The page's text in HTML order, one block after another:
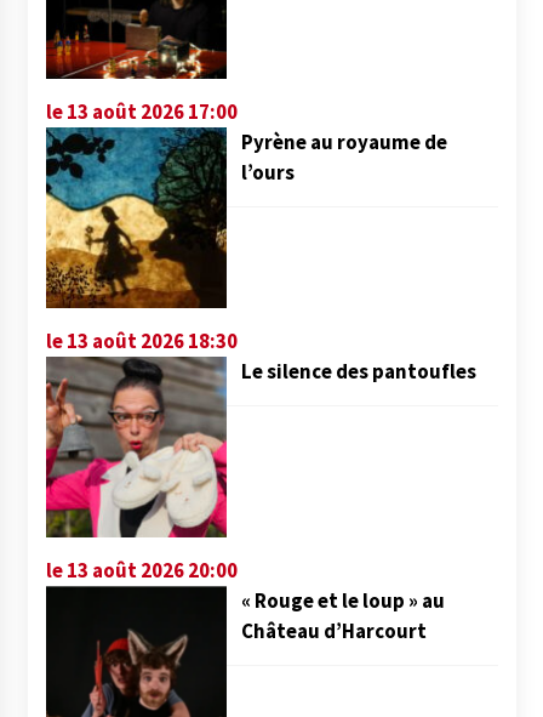
le 13 août 2026 17:00
Pyrène au royaume de
l’ours
le 13 août 2026 18:30
Le silence des pantoufles
le 13 août 2026 20:00
« Rouge et le loup » au
Château d’Harcourt